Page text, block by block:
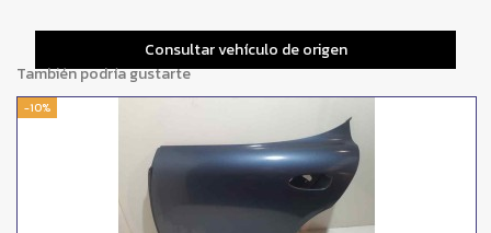
Consultar vehículo de origen
También podría gustarte
-10%